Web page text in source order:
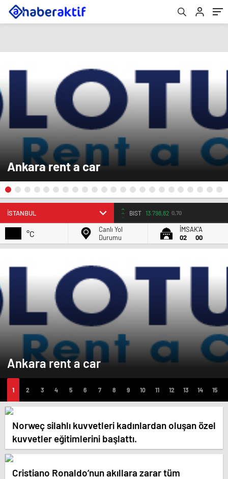
Ankara rent a car
BIST 13.798,82 0,70
°C
Canlı Yol
Durumu
İMSAK'A
02
00
Ankara rent a car
Norweç silahlı kuvvetleri kadınlardan oluşan özel
kuvvetler eğitimlerini başlattı.
Cristiano Ronaldo’nun akıllara zarar tüm